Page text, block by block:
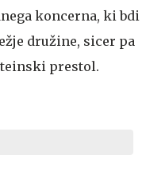
koncerna, ki bdi
družine, sicer pa
prestol.